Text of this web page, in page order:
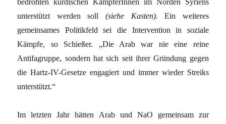
bedrohten kurdischen KämpferInnen im Norden Syriens
unterstützt werden soll (siehe Kasten). Ein weiteres
gemeinsames Politikfeld sei die Intervention in soziale
Kämpfe, so Schießer. „Die Arab war nie eine reine
Antifagruppe, sondern hat sich seit ihrer Gründung gegen
die Hartz-IV-Gesetze engagiert und immer wieder Streiks
unterstützt.“
Im letzten Jahr hätten Arab und NaO gemeinsam zur